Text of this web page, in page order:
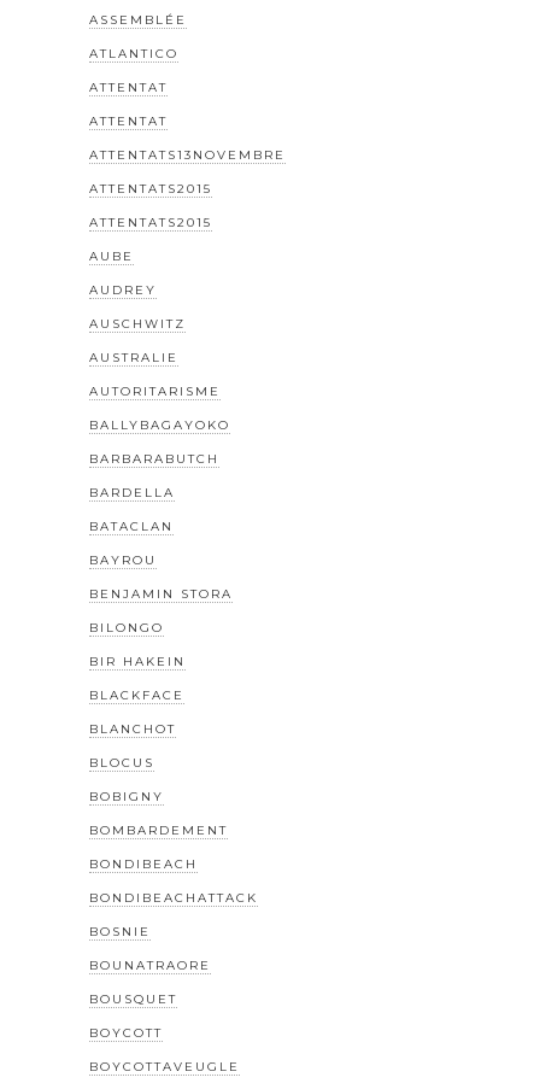
ASSEMBLÉE
ATLANTICO
ATTENTAT
ATTENTAT
ATTENTATS13NOVEMBRE
ATTENTATS2015
ATTENTATS2015
AUBE
AUDREY
AUSCHWITZ
AUSTRALIE
AUTORITARISME
BALLYBAGAYOKO
BARBARABUTCH
BARDELLA
BATACLAN
BAYROU
BENJAMIN STORA
BILONGO
BIR HAKEIN
BLACKFACE
BLANCHOT
BLOCUS
BOBIGNY
BOMBARDEMENT
BONDIBEACH
BONDIBEACHATTACK
BOSNIE
BOUNATRAORE
BOUSQUET
BOYCOTT
BOYCOTTAVEUGLE